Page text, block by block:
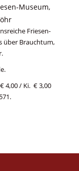
Museum,
Friesen-
über Brauchtum,
4,00 / Ki. € 3,00